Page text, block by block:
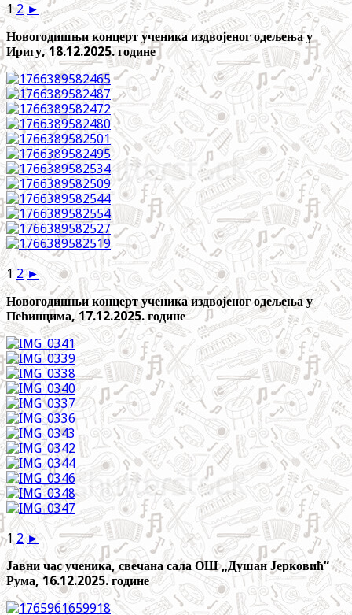
1 2 ►
Новогодишњи концерт ученика издвојеног одељења у
Иригу, 18.12.2025. године
1 2 ►
Новогодишњи концерт ученика издвојеног одељења у
Пећинцима, 17.12.2025. године
1 2 ►
Јавни час ученика, свечана сала ОШ „Душан Јерковић“
Рума, 16.12.2025. године